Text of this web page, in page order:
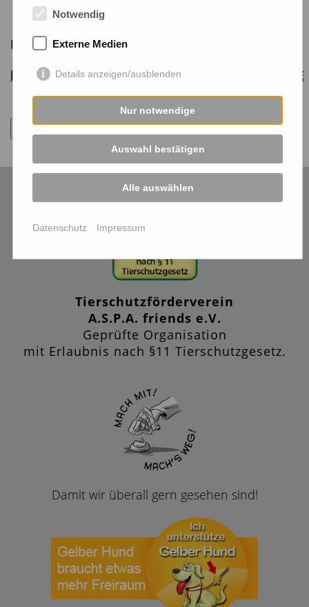
Hier findet ihr alle Fotos:
https://plus.google.com/u/0/collection/gXYwME
Zurück
Tierschutzförderverein
A.S.P.A. friends e.V.
Geprüfte Organisation
mit Erlaubnis nach §11 Tierschutzgesetz.
Damit wir überall gern gesehen sind!
Notwendig
Externe Medien
Details anzeigen/ausblenden
Nur notwendige
Auswahl bestätigen
Alle auswählen
Datenschutz Impressum